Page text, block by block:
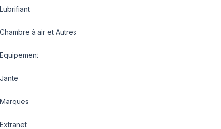
Lubrifiant
Chambre à air et Autres
Equipement
Jante
Marques
Extranet